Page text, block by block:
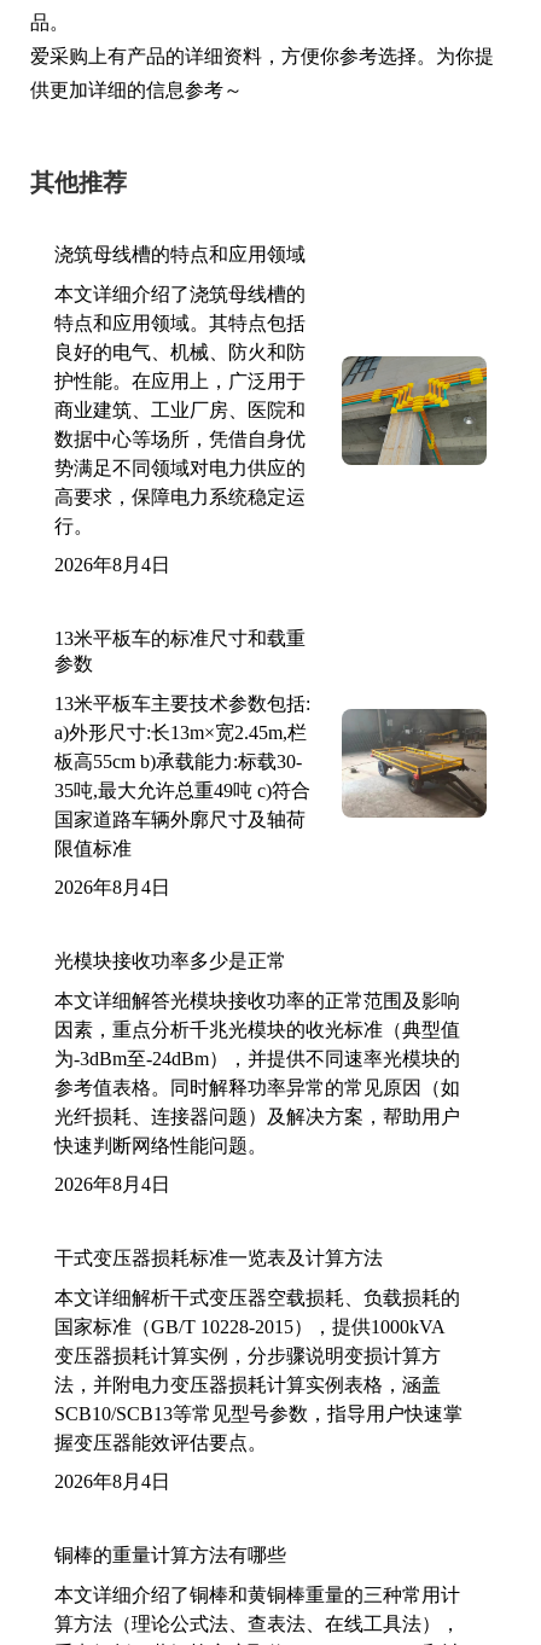
品。
爱采购上有产品的详细资料，方便你参考选择。为你提
供更加详细的信息参考～
其他推荐
浇筑母线槽的特点和应用领域
本文详细介绍了浇筑母线槽的
特点和应用领域。其特点包括
良好的电气、机械、防火和防
护性能。在应用上，广泛用于
商业建筑、工业厂房、医院和
数据中心等场所，凭借自身优
势满足不同领域对电力供应的
高要求，保障电力系统稳定运
行。
2026年8月4日
13米平板车的标准尺寸和载重
参数
13米平板车主要技术参数包括:
a)外形尺寸:长13m×宽2.45m,栏
板高55cm b)承载能力:标载30-
35吨,最大允许总重49吨 c)符合
国家道路车辆外廓尺寸及轴荷
限值标准
2026年8月4日
光模块接收功率多少是正常
本文详细解答光模块接收功率的正常范围及影响
因素，重点分析千兆光模块的收光标准（典型值
为-3dBm至-24dBm），并提供不同速率光模块的
参考值表格。同时解释功率异常的常见原因（如
光纤损耗、连接器问题）及解决方案，帮助用户
快速判断网络性能问题。
2026年8月4日
干式变压器损耗标准一览表及计算方法
本文详细解析干式变压器空载损耗、负载损耗的
国家标准（GB/T 10228-2015），提供1000kVA
变压器损耗计算实例，分步骤说明变损计算方
法，并附电力变压器损耗计算实例表格，涵盖
SCB10/SCB13等常见型号参数，指导用户快速掌
握变压器能效评估要点。
2026年8月4日
铜棒的重量计算方法有哪些
本文详细介绍了铜棒和黄铜棒重量的三种常用计
算方法（理论公式法、查表法、在线工具法），